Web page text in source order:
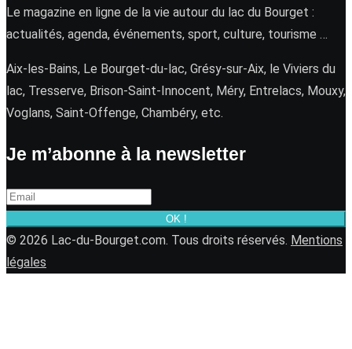
Le magazine en ligne de la vie autour du lac du Bourget :
actualités, agenda, événements, sport, culture, tourisme …
Aix-les-Bains, Le Bourget-du-lac, Grésy-sur-Aix, le Viviers du
lac, Tresserve, Brison-Saint-Innocent, Méry, Entrelacs, Mouxy,
Voglans, Saint-Offenge, Chambéry, etc.
Je m’abonne à la newsletter
OK !
© 2026 Lac-du-Bourget.com. Tous droits réservés. Mentions
légales